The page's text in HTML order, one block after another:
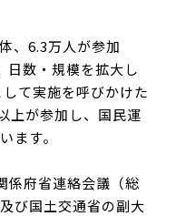
、6.3万人が参加
日数・規模を拡大し
て実施を呼びかけた
上が参加し、国民運
ます。
係府省連絡会議（総
び国土交通省の副大